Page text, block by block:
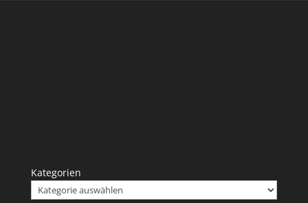
Kategorien